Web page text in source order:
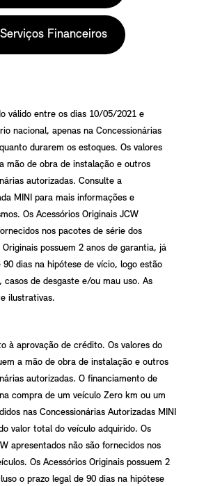
Financeiros
válido entre os dias 10/05/2021 e
nacional, apenas na Concessionárias
durarem os estoques. Os valores
mão de obra de instalação e outros
autorizadas. Consulte a
MINI para mais informações e
Os Acessórios Originais JCW
nos pacotes de série dos
possuem 2 anos de garantia, já
dias na hipótese de vício, logo estão
de desgaste e/ou mau uso. As
ilustrativas.
à aprovação de crédito. Os valores do
a mão de obra de instalação e outros
autorizadas. O financiamento de
compra de um veículo Zero km ou um
nas Concessionárias Autorizadas MINI
valor total do veículo adquirido. Os
apresentados não são fornecidos nos
Os Acessórios Originais possuem 2
o prazo legal de 90 dias na hipótese